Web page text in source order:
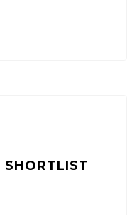
SHORTLIST